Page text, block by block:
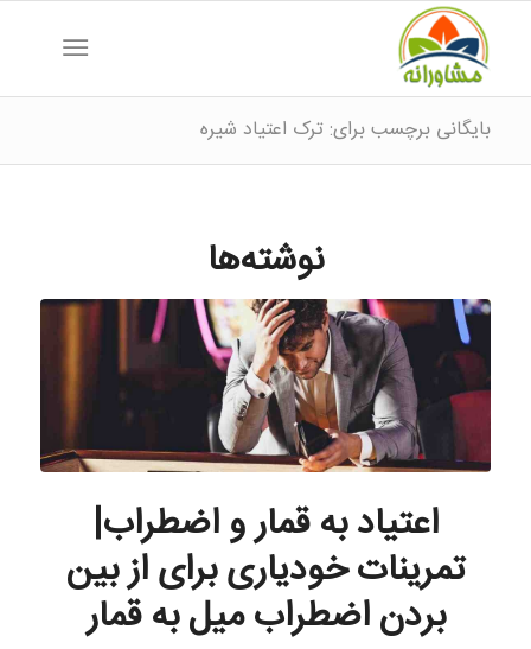
بایگانی برچسب برای: ترک اعتیاد شیره
نوشته‌ها
اعتیاد به قمار و اضطراب|
تمرینات خودیاری برای از بین
بردن اضطراب میل به قمار